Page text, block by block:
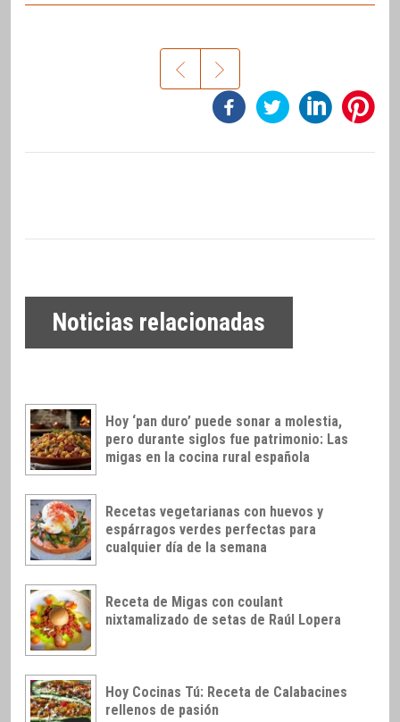
Noticias relacionadas
Hoy ‘pan duro’ puede sonar a molestia,
pero durante siglos fue patrimonio: Las
migas en la cocina rural española
Recetas vegetarianas con huevos y
espárragos verdes perfectas para
cualquier día de la semana
Receta de Migas con coulant
nixtamalizado de setas de Raúl Lopera
Hoy Cocinas Tú: Receta de Calabacines
rellenos de pasión